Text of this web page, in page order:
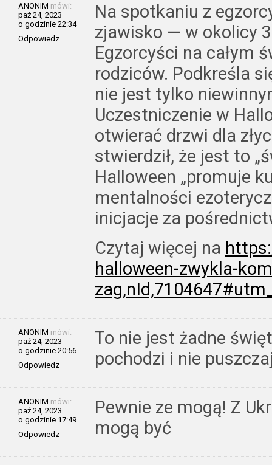
ANONIM mówi:
paź 24, 2023
o godzinie 22:34
Odpowiedz
Na spotkaniu z
zjawisko — w okolicy
Egzorcyści na całym
rodziców. Podkreśla
nie jest tylko
Uczestniczenie w
otwierać drzwi dla
stwierdził, że jest to
Halloween „promuje
mentalności
inicjacje za
Czytaj więcej na
halloween-zwykla-
ANONIM mówi:
paź 24, 2023
o godzinie 20:56
Odpowiedz
To nie jest żadne
pochodzi i nie
ANONIM mówi:
paź 24, 2023
o godzinie 17:49
Odpowiedz
Pewnie ze mogą! Z
mogą być